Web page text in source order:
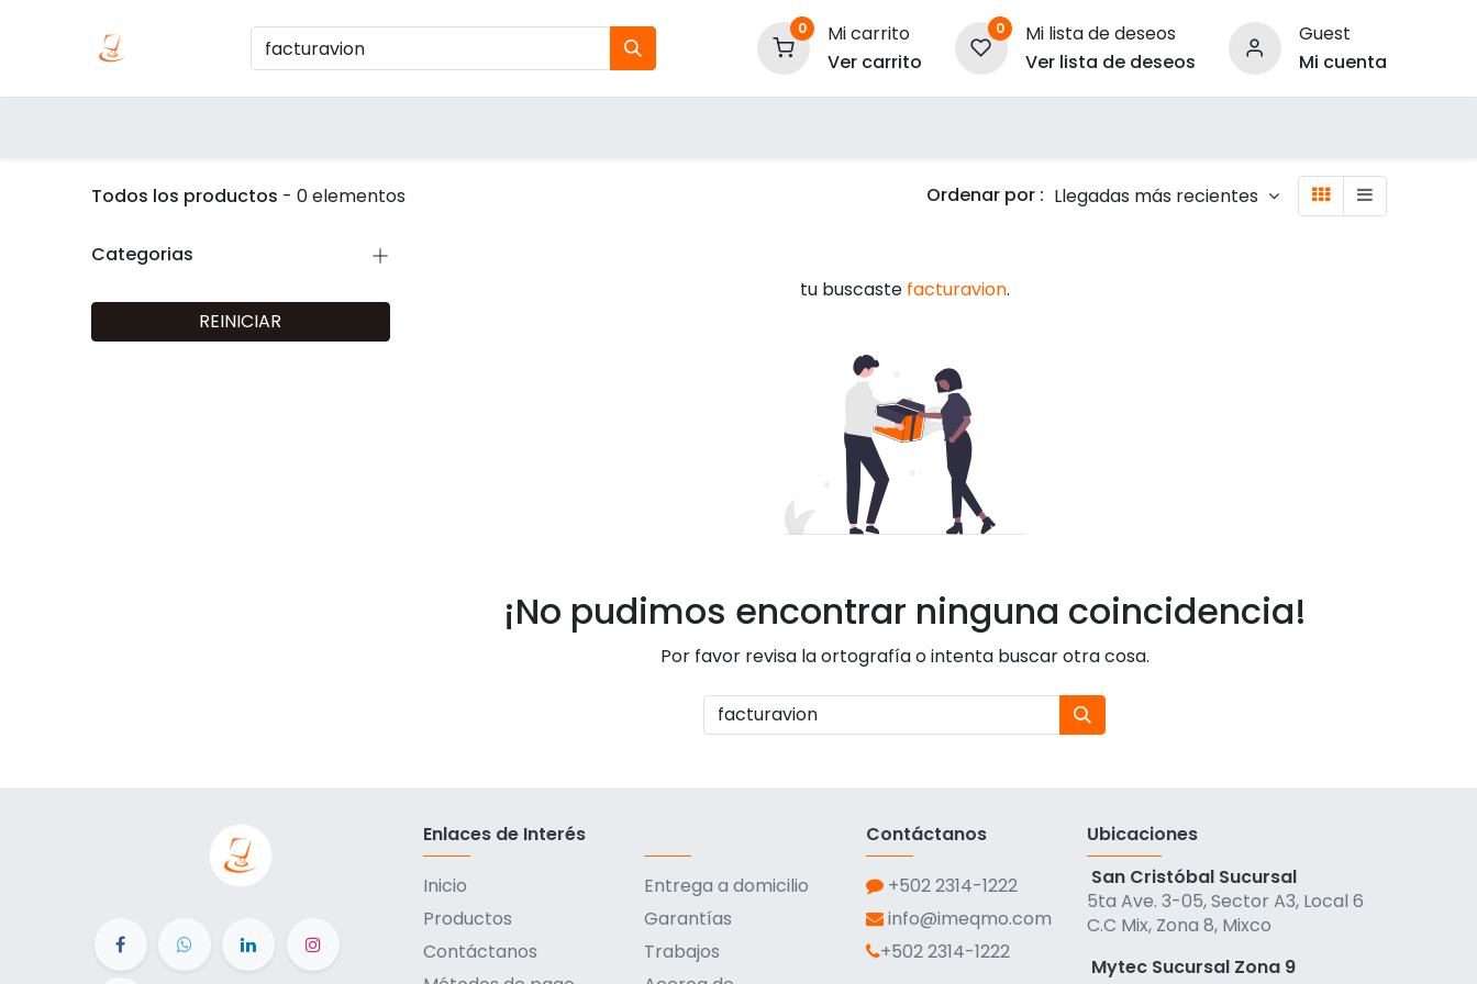
0
Mi carrito
Ver carrito
0
Mi lista de deseos
Ver lista de deseos
Guest
Mi cuenta
Todos los productos - 0 elementos Ordenar por : Llegadas más recientes
Categorias
REINICIAR
tu buscaste facturavion.
¡No pudimos encontrar ninguna coincidencia!
Por favor revisa la ortografía o intenta buscar otra cosa.
Enlaces de Interés
Inicio
Productos
Contáctanos
Entrega a domicilio
Garantías
Trabajos
Contáctanos
+502 2314-1222
info@imeqmo.com
+502 2314-1222
Ubicaciones
San Cristóbal Sucursal
5ta Ave. 3-05, Sector A3, Local 6
C.C Mix, Zona 8, Mixco
Mytec Sucursal Zona 9